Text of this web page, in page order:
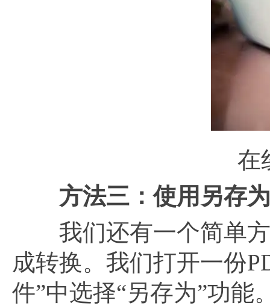
在
方法三：使用另存为
我们还有一个简单方
成转换。我们打开一份
件”中选择“另存为”功能